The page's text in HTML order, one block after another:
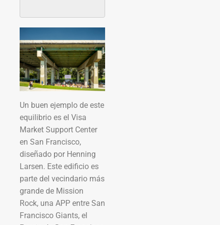
Un buen ejemplo de este
equilibrio es el Visa
Market Support Center
en San Francisco,
diseñado por Henning
Larsen. Este edificio es
parte del vecindario más
grande de Mission
Rock, una APP entre San
Francisco Giants, el